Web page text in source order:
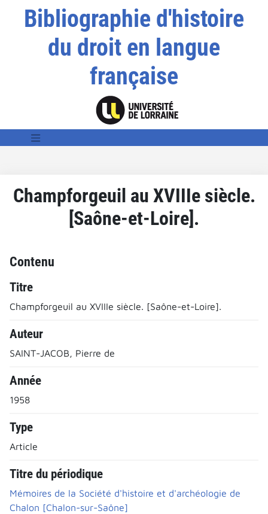
Bibliographie d'histoire
du droit en langue
française
Champforgeuil au XVIIIe siècle.
[Saône-et-Loire].
Contenu
Titre
Champforgeuil au XVIIIe siècle. [Saône-et-Loire].
Auteur
SAINT-JACOB, Pierre de
Année
1958
Type
Article
Titre du périodique
Mémoires de la Société d'histoire et d'archéologie de
Chalon [Chalon-sur-Saône]